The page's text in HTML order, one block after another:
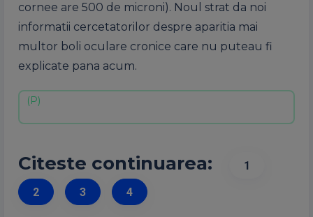
cornee are 500 de microni). Noul strat da noi
informatii cercetatorilor despre aparitia mai
multor boli oculare cronice care nu puteau fi
explicate pana acum.
Citeste continuarea:
1
2
3 4